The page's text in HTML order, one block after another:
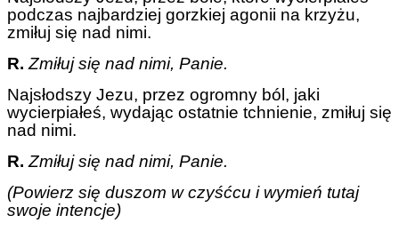
podczas najbardziej gorzkiej agonii na krzyżu,
zmiłuj się nad nimi.
R. Zmiłuj się nad nimi, Panie.
Najsłodszy Jezu, przez ogromny ból, jaki
wycierpiałeś, wydając ostatnie tchnienie, zmiłuj się
nad nimi.
R. Zmiłuj się nad nimi, Panie.
(Powierz się duszom w czyśćcu i wymień tutaj
swoje intencje)